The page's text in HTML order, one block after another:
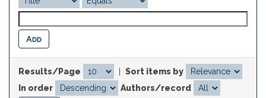
Results/Page
Sort items by
In order
Authors/record